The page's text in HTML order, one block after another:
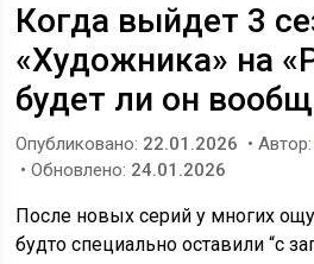
Когда выйдет 3
«Художника» на
будет ли он
Опубликовано: 22.01.2026 • Автор:
• Обновлено: 24.01.2026
После новых серий у многих
будто специально оставили “с